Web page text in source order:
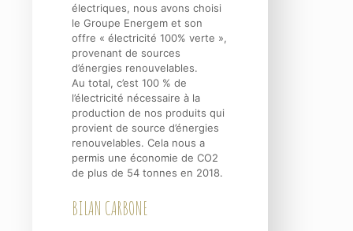
électriques, nous avons choisi
le Groupe Energem et son
offre « électricité 100% verte »,
provenant de sources
d’énergies renouvelables.
Au total, c’est 100 % de
l’électricité nécessaire à la
production de nos produits qui
provient de source d’énergies
renouvelables. Cela nous a
permis une économie de CO2
de plus de 54 tonnes en 2018.
BILAN CARBONE